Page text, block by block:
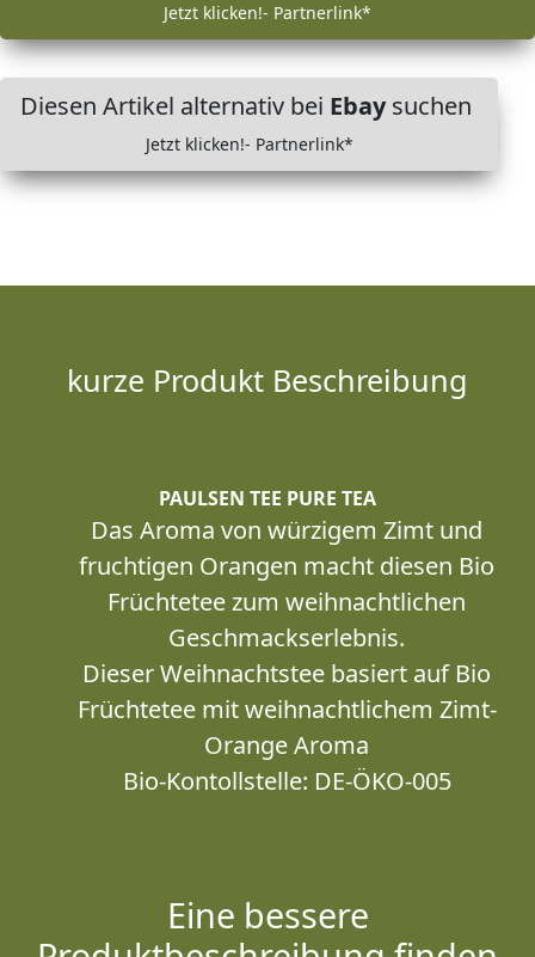
Jetzt klicken!- Partnerlink*
Diesen Artikel alternativ bei Ebaysuchen
Jetzt klicken!- Partnerlink*
kurze Produkt Beschreibung
PAULSEN TEE PURE TEA
Das Aroma von würzigem Zimt und
fruchtigen Orangen macht diesen Bio
Früchtetee zum weihnachtlichen
Geschmackserlebnis.
Dieser Weihnachtstee basiert auf Bio
Früchtetee mit weihnachtlichem Zimt-
Orange Aroma
Bio-Kontollstelle: DE-ÖKO-005
Eine bessere